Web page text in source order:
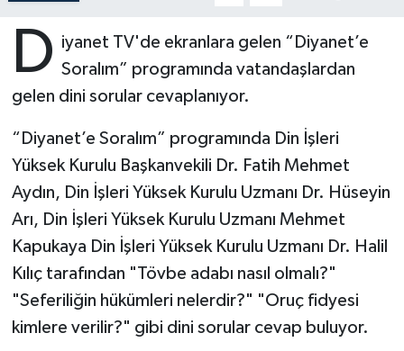
D iyanet TV'de ekranlara gelen “Diyanet’e
Soralım” programında vatandaşlardan
gelen dini sorular cevaplanıyor.
“Diyanet’e Soralım” programında Din İşleri
Yüksek Kurulu Başkanvekili Dr. Fatih Mehmet
Aydın, Din İşleri Yüksek Kurulu Uzmanı Dr. Hüseyin
Arı, Din İşleri Yüksek Kurulu Uzmanı Mehmet
Kapukaya Din İşleri Yüksek Kurulu Uzmanı Dr. Halil
Kılıç tarafından "Tövbe adabı nasıl olmalı?"
"Seferiliğin hükümleri nelerdir?" "Oruç fidyesi
kimlere verilir?" gibi dini sorular cevap buluyor.
Batman Müftülüğü
Bilecik Müftülüğü
Bingöl Müftülüğü
Bitlis Müftülüğü
Bolu Müftülüğü
Sahabeler
Dünya
Kültür-Sanat
Aile
Sağlık
Makaleler